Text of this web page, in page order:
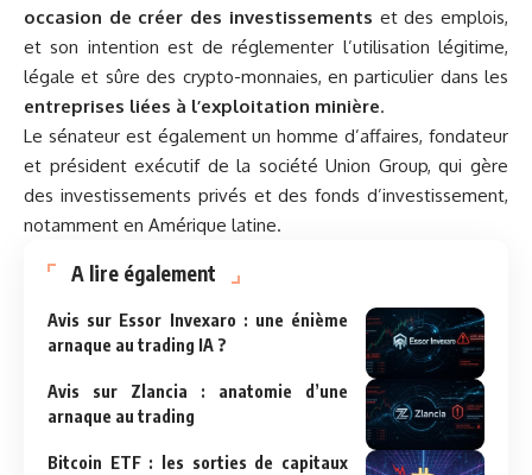
occasion de créer des investissements et des emplois,
et son intention est de réglementer l’utilisation légitime,
légale et sûre des crypto-monnaies, en particulier dans les
entreprises liées à l’exploitation minière.
Le sénateur est également un homme d’affaires, fondateur
et président exécutif de la société Union Group, qui gère
des investissements privés et des fonds d’investissement,
notamment en Amérique latine.
A lire également
Avis sur Essor Invexaro : une énième
arnaque au trading IA ?
Avis sur Zlancia : anatomie d’une
arnaque au trading
Bitcoin ETF : les sorties de capitaux